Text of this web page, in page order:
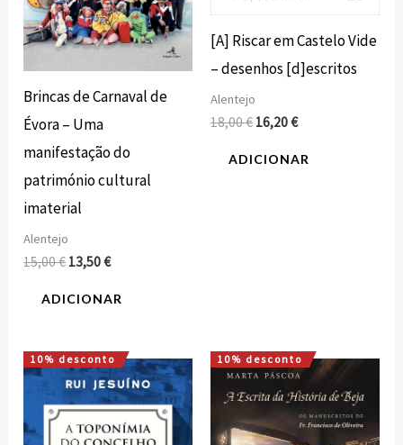
Brincas de Carnaval de
Évora – Uma
manifestação do
património cultural
imaterial
Alentejo
15,00€ 13,50€
ADICIONAR
[A] Riscar em Castelo Vide
– desenhos [d]escritos
Alentejo
18,00€ 16,20€
ADICIONAR
10% desconto
O
preço
original
era:
22,50 €.
O
preço
atual
é:
20,25 €.
10% desconto
O
preço
original
era:
16,20 €.
O
preço
atual
é: